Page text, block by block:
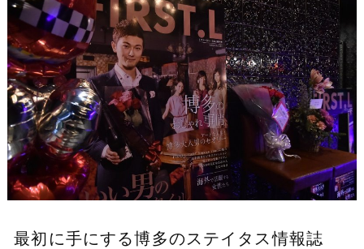
最初に手にする博多のステイタス情報誌